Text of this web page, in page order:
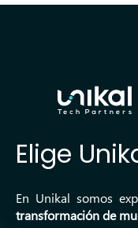
Elige
En Unikal somos
transformación de